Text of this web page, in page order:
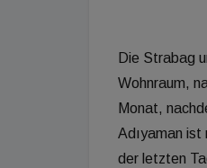
Die Strabag
Wohnraum,
Monat,
Adıyaman ist
der letzten